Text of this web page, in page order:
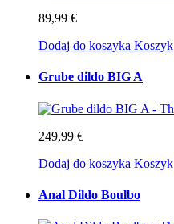
89,99 €
Dodaj do koszyka Koszyk
Grube dildo BIG A
249,99 €
Dodaj do koszyka Koszyk
Anal Dildo Boulbo